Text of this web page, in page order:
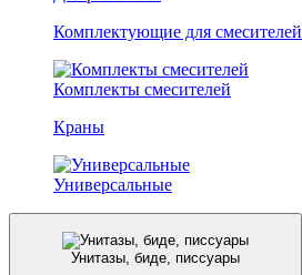
Комплектующие для смесителей
Комплекты смесителей
Краны
Универсальные
Унитазы, биде, писсуары